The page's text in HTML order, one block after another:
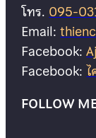
โทร.095-
Email:
Facebook:
Facebook:
FOLLOW